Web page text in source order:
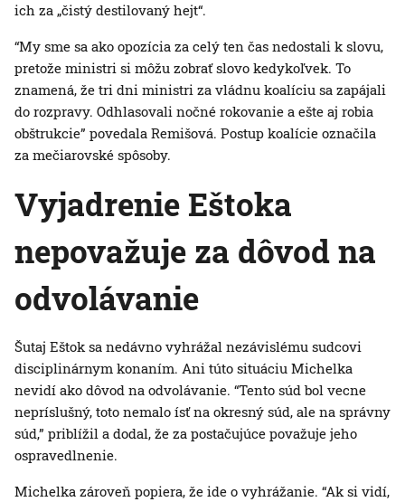
ich za „čistý destilovaný hejt“.
“My sme sa ako opozícia za celý ten čas nedostali k slovu,
pretože ministri si môžu zobrať slovo kedykoľvek. To
znamená, že tri dni ministri za vládnu koalíciu sa zapájali
do rozpravy. Odhlasovali nočné rokovanie a ešte aj robia
obštrukcie” povedala Remišová. Postup koalície označila
za mečiarovské spôsoby.
Vyjadrenie Eštoka
nepovažuje za dôvod na
odvolávanie
Šutaj Eštok sa nedávno vyhrážal nezávislému sudcovi
disciplinárnym konaním. Ani túto situáciu Michelka
nevidí ako dôvod na odvolávanie. “Tento súd bol vecne
nepríslušný, toto nemalo ísť na okresný súd, ale na správny
súd,” priblížil a dodal, že za postačujúce považuje jeho
ospravedlnenie.
Michelka zároveň popiera, že ide o vyhrážanie. “Ak si vidí,